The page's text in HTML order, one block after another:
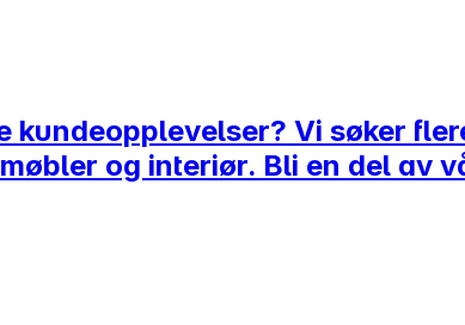
Vi søker
og interiør. Bli en del av